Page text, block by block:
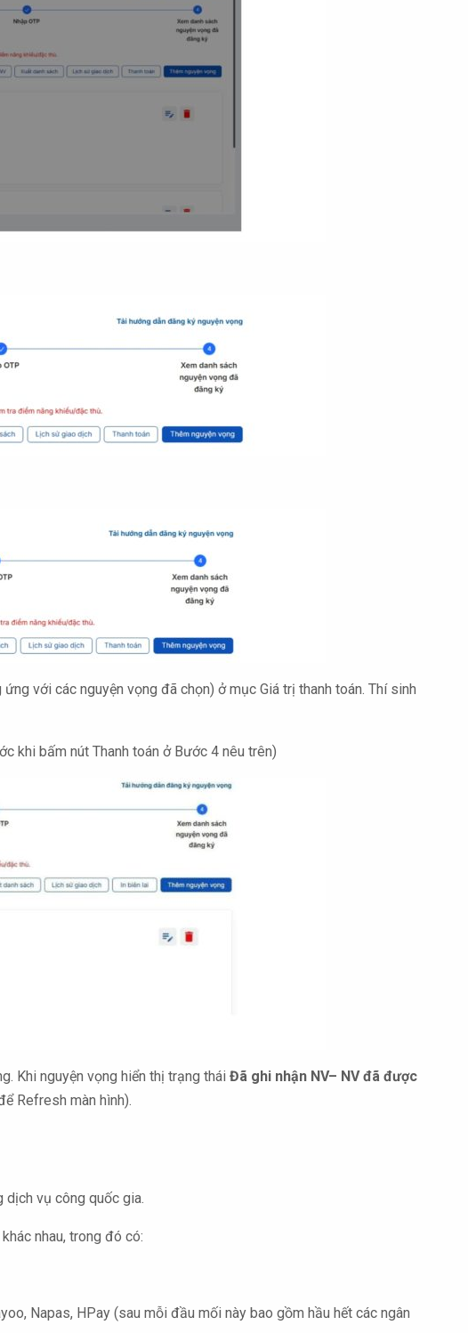
với các nguyện vọng đã chọn) ở mục Giá trị thanh toán. Thí sinh
khi bấm nút Thanh toán ở Bước 4 nêu trên)
Khi nguyện vọng hiển thị trạng thái Đã ghi nhận NV– NV đã được
Refresh màn hình).
dịch vụ công quốc gia.
khác nhau, trong đó có:
Napas, HPay (sau mỗi đầu mối này bao gồm hầu hết các ngân